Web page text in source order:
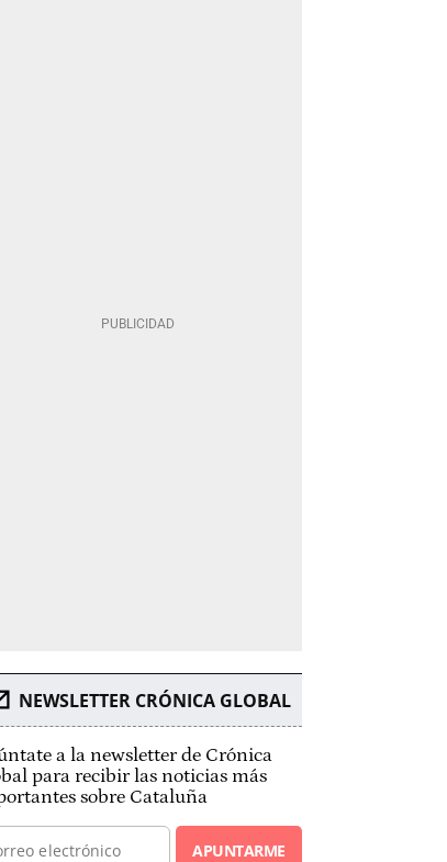
NEWSLETTER CRÓNICA GLOBAL
a la newsletter de Crónica
para recibir las noticias más
sobre Cataluña
APUNTARME